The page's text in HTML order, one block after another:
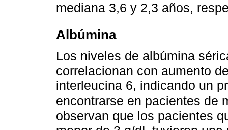
mediana 3,6 y 2,3 años,
Albúmina
Los niveles de albúmina
correlacionan con aumento
interleucina 6, indicando un
encontrarse en pacientes de
observan que los pacientes